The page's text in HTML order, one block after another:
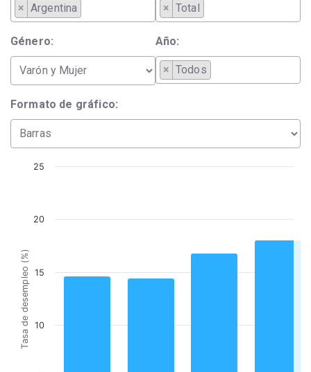
× Argentina × Total
Género: Año:
× Todos
Formato de gráfico:
Tasa de desempleo (%) 10
15
20
25